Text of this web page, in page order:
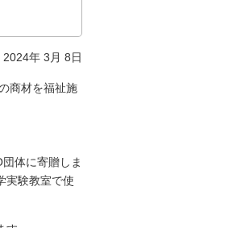
2024年 3月 8日
商材を福祉施
体に寄贈しま
実験教室で使